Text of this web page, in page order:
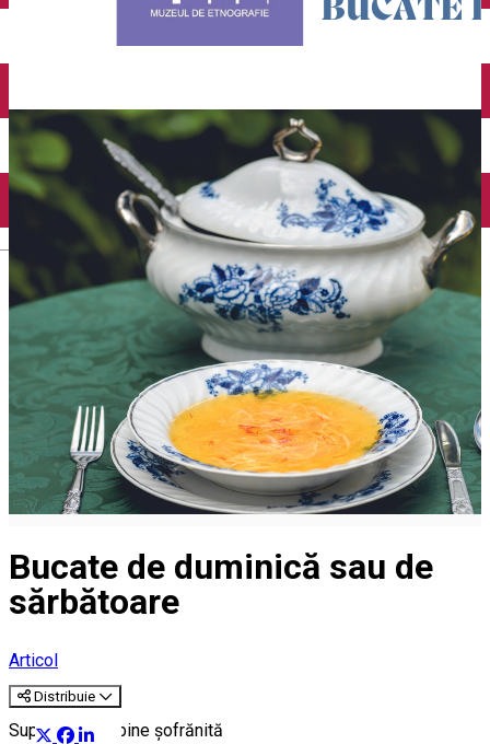
Bucate de duminică sau de
sărbătoare
Articol
Distribuie
Supa (fertura) bine șofrănită